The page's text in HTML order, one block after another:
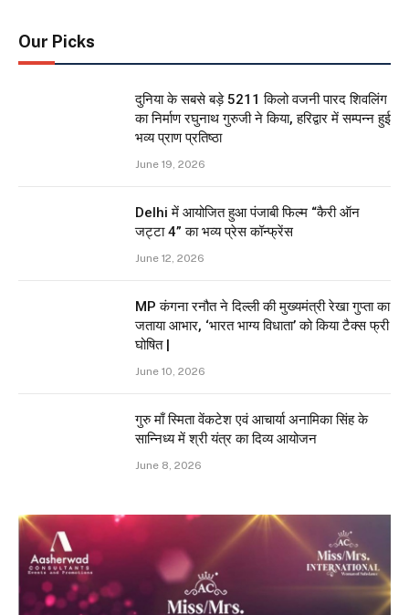
Our Picks
दुनिया के सबसे बड़े 5211 किलो वजनी पारद शिवलिंग
का निर्माण रघुनाथ गुरुजी ने किया, हरिद्वार में सम्पन्न हुई
भव्य प्राण प्रतिष्ठा
June 19, 2026
Delhi में आयोजित हुआ पंजाबी फिल्म “कैरी ऑन
जट्टा 4” का भव्य प्रेस कॉन्फ्रेंस
June 12, 2026
MP कंगना रनौत ने दिल्ली की मुख्यमंत्री रेखा गुप्ता का
जताया आभार, ‘भारत भाग्य विधाता’ को किया टैक्स फ्री
घोषित |
June 10, 2026
गुरु माँ स्मिता वेंकटेश एवं आचार्या अनामिका सिंह के
सान्निध्य में श्री यंत्र का दिव्य आयोजन
June 8, 2026